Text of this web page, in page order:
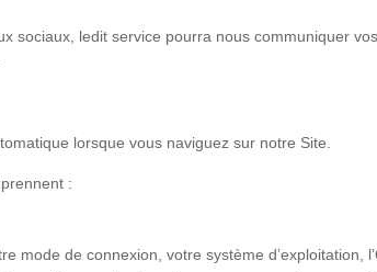
sociaux, ledit service pourra nous communiquer
lorsque vous naviguez sur notre Site.
:
mode de connexion, votre système d’exploitation,